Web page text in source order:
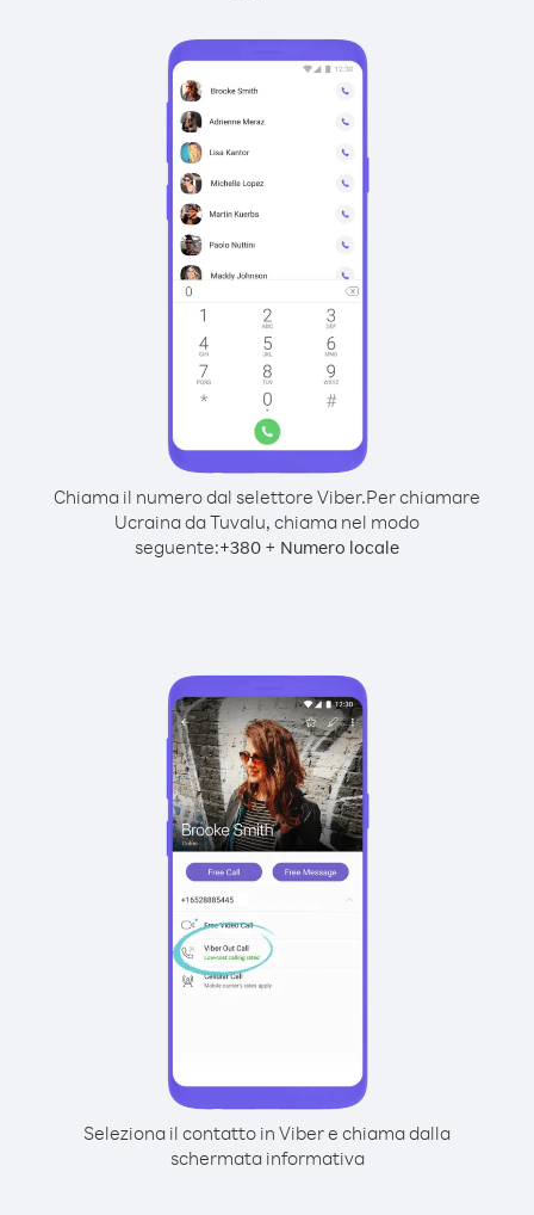
Chiama il numero dal selettore Viber.Per chiamare
Ucraina da Tuvalu, chiama nel modo
seguente:+380 + Numero locale
Seleziona il contatto in Viber e chiama dalla
schermata informativa